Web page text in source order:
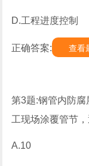
D.工程进度控制
正确答案: 查看
第3题:钢管内防
工现场涂覆管节，
A.10